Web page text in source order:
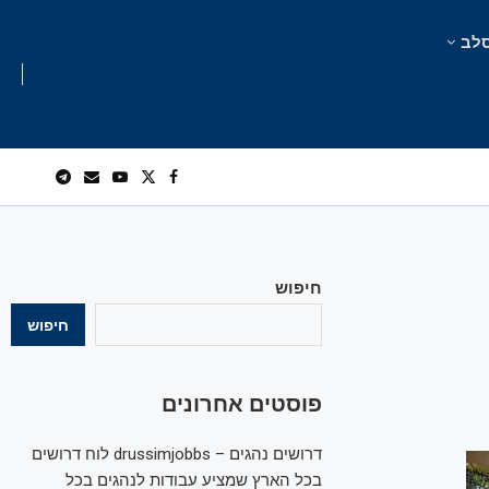
חיפוש
חיפוש
פוסטים אחרונים
דרושים נהגים – drussimjobbs לוח דרושים
בכל הארץ שמציע עבודות לנהגים בכל